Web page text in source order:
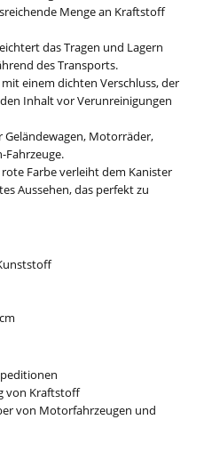
Menge an Kraftstoff
das Tragen und Lagern
des Transports.
einem dichten Verschluss, der
Inhalt vor Verunreinigungen
Geländewagen, Motorräder,
Fahrzeuge.
rote Farbe verleiht dem Kanister
Aussehen, das perfekt zu
von Kraftstoff
von Motorfahrzeugen und